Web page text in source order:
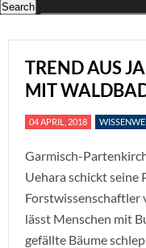
TREND AUS
MIT
04 APRIL, 2018
Garmisch-
Uehara schickt seine
Forstwissenschaftler
lässt Menschen mit
gefällte Bäume